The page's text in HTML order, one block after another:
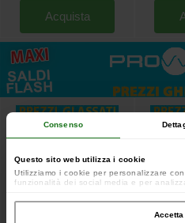
Consenso
Questo sito web utilizza i cookie
Utilizziamo i cookie per personalizzare
funzionalità dei social media e per
occupano di analisi dei dati web,
combinarle con altre informazioni che hai
Accetta
Acquista